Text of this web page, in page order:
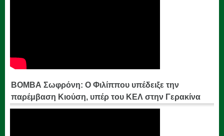
ΒΟΜΒΑ Σωφρόνη: Ο Φιλίππου υπέδειξε την
παρέμβαση Κιούση, υπέρ του ΚΕΛ στην Γερακίνα